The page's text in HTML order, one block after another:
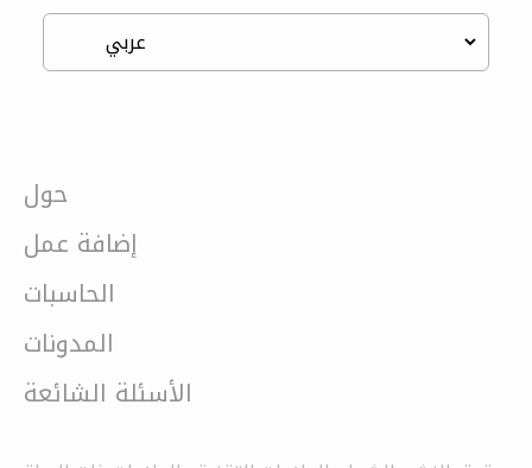
حول
إضافة عمل
الحاسبات
المدونات
الأسئلة الشائعة